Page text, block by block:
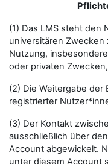
(1) Das LMS steht den
universitären Zwecken
Nutzung,
oder privaten
(2) Die Weitergabe der
registrierter
(3) Der Kontakt
ausschließlich über
Account abgewickelt.
unter diesem Account